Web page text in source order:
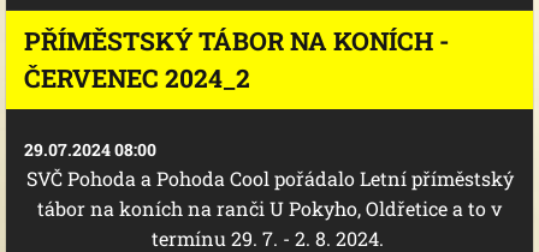
PŘÍMĚSTSKÝ TÁBOR NA KONÍCH -
ČERVENEC 2024_2
29.07.2024 08:00
SVČ Pohoda a Pohoda Cool pořádalo Letní příměstský
tábor na koních na ranči U Pokyho, Oldřetice a to v
termínu 29. 7. - 2. 8. 2024.